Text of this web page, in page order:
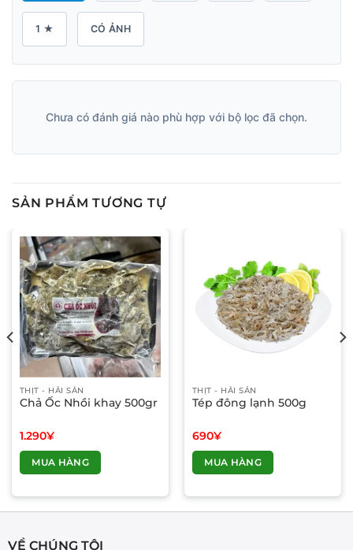
1 ★ CÓ ẢNH
Chưa có đánh giá nào phù hợp với bộ lọc đã chọn.
SẢN PHẨM TƯƠNG TỰ
THỊT - HẢI SẢN
Chả Ốc Nhồi khay 500gr
1.290¥
MUA HÀNG
THỊT - HẢI SẢN
Tép đông lạnh 500g
690¥
MUA HÀNG
VỀ CHÚNG TÔI